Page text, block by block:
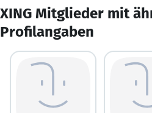
XING Mitglieder mit
Profilangaben